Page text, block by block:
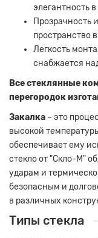
элегантность
Прозрачность
пространство
Легкость
снабжается
Все стеклянные
перегородок
Закалка – это
высокой
обеспечивает ему
стекло от "Скло-М"
ударам и
безопасным и
в различных
Типы стекла